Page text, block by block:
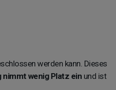
werden kann. Dieses
nimmt wenig Platz ein und ist